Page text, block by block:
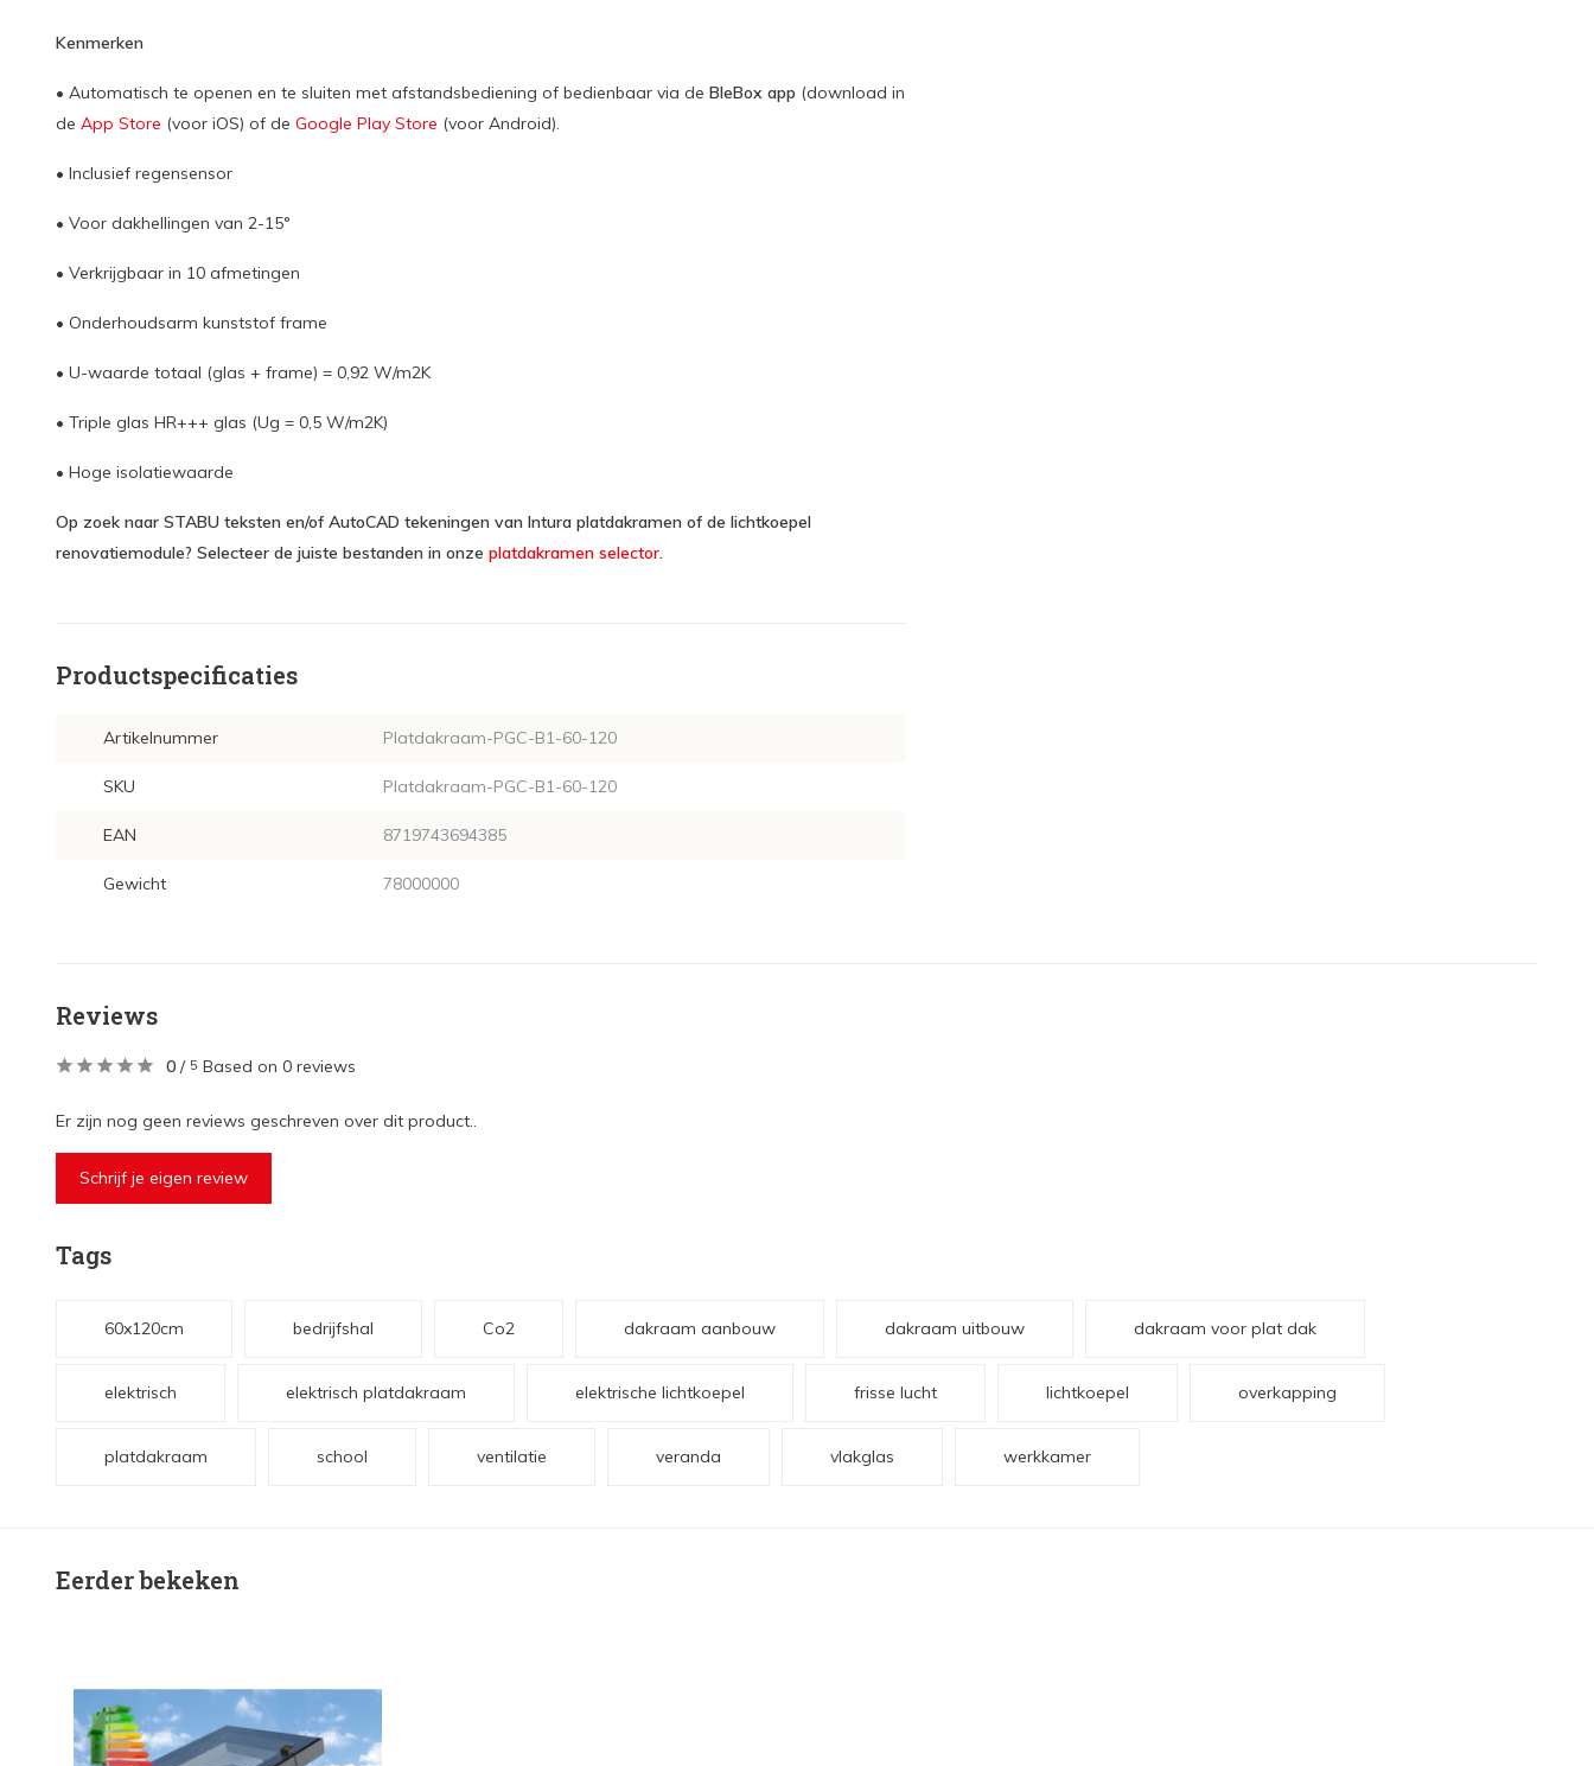
Kenmerken
• Automatisch te openen en te sluiten met afstandsbediening of bedienbaar via de BleBox app (download in
de App Store (voor iOS) of de Google Play Store (voor Android).
• Inclusief regensensor
• Voor dakhellingen van 2-15°
• Verkrijgbaar in 10 afmetingen
• Onderhoudsarm kunststof frame
• U-waarde totaal (glas + frame) = 0,92 W/m2K
• Triple glas HR+++ glas (Ug = 0,5 W/m2K)
• Hoge isolatiewaarde
Op zoek naar STABU teksten en/of AutoCAD tekeningen van Intura platdakramen of de lichtkoepel
renovatiemodule? Selecteer de juiste bestanden in onze platdakramen selector.
Productspecificaties
Artikelnummer Platdakraam-PGC-B1-60-120
SKU Platdakraam-PGC-B1-60-120
EAN 8719743694385
Gewicht 78000000
Reviews
0 / 5 Based on 0 reviews
Er zijn nog geen reviews geschreven over dit product..
Schrijf je eigen review
Tags
60x120cm bedrijfshal Co2 dakraam aanbouw dakraam uitbouw dakraam voor plat dak
elektrisch elektrisch platdakraam elektrische lichtkoepel frisse lucht lichtkoepel overkapping
platdakraam school ventilatie veranda vlakglas werkkamer
Eerder bekeken